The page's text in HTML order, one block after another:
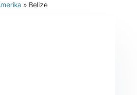
» Belize